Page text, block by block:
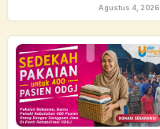
Agustus 4, 2026